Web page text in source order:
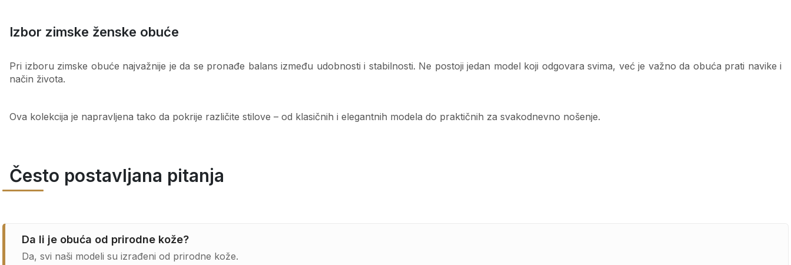
Izbor zimske ženske obuće
Pri izboru zimske obuće najvažnije je da se pronađe balans između udobnosti i stabilnosti. Ne postoji jedan model koji odgovara svima, već je važno da obuća prati navike i
način života.
Ova kolekcija je napravljena tako da pokrije različite stilove – od klasičnih i elegantnih modela do praktičnih za svakodnevno nošenje.
Često postavljana pitanja
Da li je obuća od prirodne kože?
Da, svi naši modeli su izrađeni od prirodne kože.